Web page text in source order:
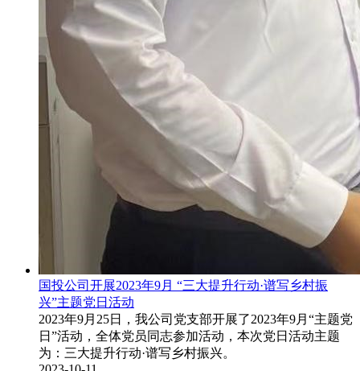
国投公司开展2023年9月 “三大提升行动·谱写乡村振
兴”主题党日活动
2023年9月25日，我公司党支部开展了2023年9月“主题党
日”活动，全体党员同志参加活动，本次党日活动主题
为：三大提升行动·谱写乡村振兴。